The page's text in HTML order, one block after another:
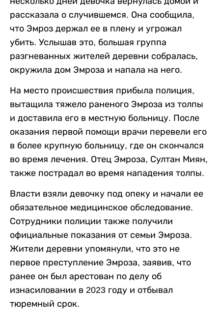
рассказала о случившемся. Она сообщила,
что Эмроз держал ее в плену и угрожал
убить. Услышав это, большая группа
разгневанных жителей деревни собралась,
окружила дом Эмроза и напала на него.
На место происшествия прибыла полиция,
вытащила тяжело раненого Эмроза из толпы
и доставила его в местную больницу. После
оказания первой помощи врачи перевели его
в более крупную больницу, где он скончался
во время лечения. Отец Эмроза, Султан Миян,
также пострадал во время нападения толпы.
Власти взяли девочку под опеку и начали ее
обязательное медицинское обследование.
Сотрудники полиции также получили
официальные показания от семьи Эмроза.
Жители деревни упомянули, что это не
первое преступление Эмроза, заявив, что
ранее он был арестован по делу об
изнасиловании в 2023 году и отбывал
тюремный срок.